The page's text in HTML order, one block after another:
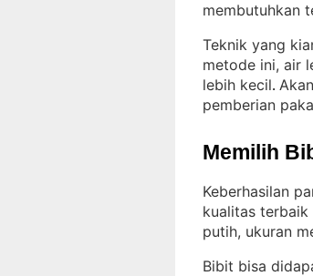
membutuhkan
Teknik yang
metode ini, air
lebih kecil.
pemberian
Memilih
Keberhasilan
kualitas
putih, ukuran
Bibit bisa